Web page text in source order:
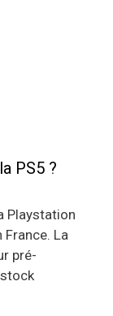
PS5 ?
Playstation
La
pré-